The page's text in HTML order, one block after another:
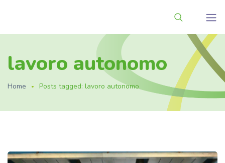
lavoro autonomo
Home Posts tagged: lavoro autonomo